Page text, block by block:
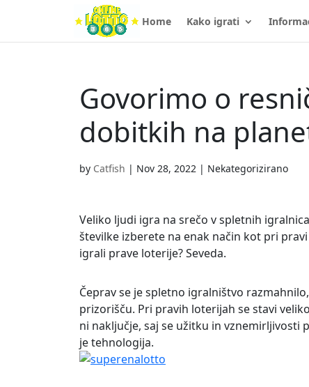
Home Kako igrati
Govorimo o
dobitkih na
by Catfish | Nov 28, 2022 | Nekategorizirano
Veliko ljudi igra na srečo v spletnih
številke izberete na enak način kot pri
igrali prave loterije? Seveda.
Čeprav se je spletno igralništvo
prizorišču. Pri pravih loterijah se stavi
ni naključje, saj se užitku in
je tehnologija.